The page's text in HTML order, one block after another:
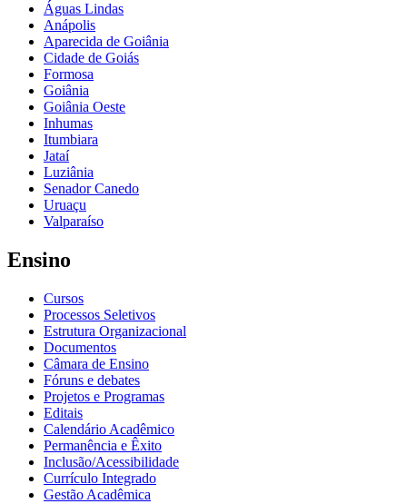
Águas Lindas
Anápolis
Aparecida de Goiânia
Cidade de Goiás
Formosa
Goiânia
Goiânia Oeste
Inhumas
Itumbiara
Jataí
Luziânia
Senador Canedo
Uruaçu
Valparaíso
Ensino
Cursos
Processos Seletivos
Estrutura Organizacional
Documentos
Câmara de Ensino
Fóruns e debates
Projetos e Programas
Editais
Calendário Acadêmico
Permanência e Êxito
Inclusão/Acessibilidade
Currículo Integrado
Gestão Acadêmica